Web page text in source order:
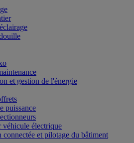
et gestion de l'énergie
puissance
véhicule électrique
et pilotage du bâtiment